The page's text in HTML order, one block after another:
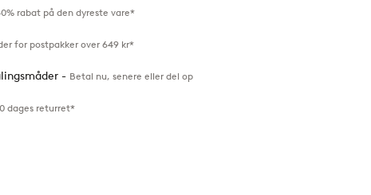
rabat på den dyreste vare*
for postpakker over 649 kr*
- Betal nu, senere eller del op
dages returret*